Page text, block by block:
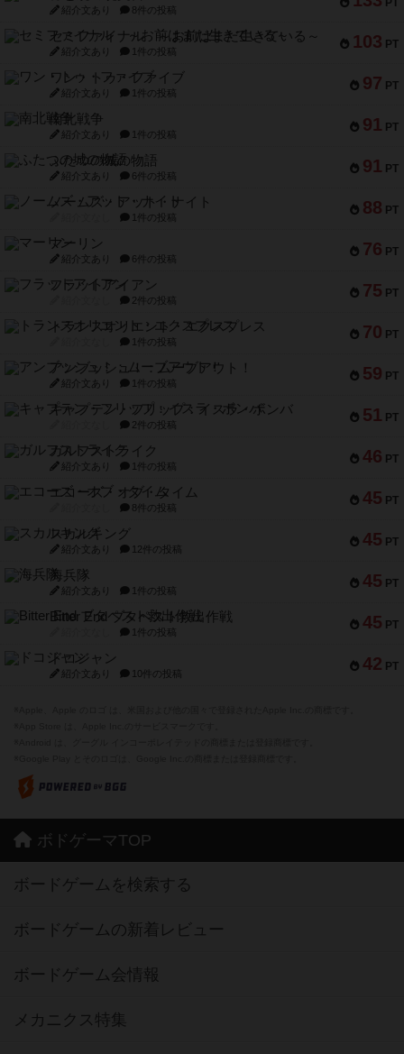
PT
紹介文あり 8件の投稿
103 PT
セミファイナル ～お前はまだ生きている～
紹介文あり 1件の投稿
97 PT
ワン・トゥ・ファイブ
紹介文あり 1件の投稿
91 PT
南北戦争
紹介文あり 1件の投稿
91 PT
ふたつの城の物語
紹介文あり 6件の投稿
88 PT
ノームズ・アット・ナイト
1件の投稿
76 PT
マーリン
紹介文あり 6件の投稿
75 PT
フラットアイアン
2件の投稿
70 PT
トランスオリエント・エクスプレス
1件の投稿
59 PT
アンブッシュ！：ムーブアウト！
紹介文あり 1件の投稿
51 PT
キャプテン・フリップ：イスラ・ボンバ
2件の投稿
46 PT
ガルフストライク
紹介文あり 1件の投稿
45 PT
エコーズ・オブ・タイム
8件の投稿
45 PT
スカルキング
紹介文あり 12件の投稿
45 PT
海兵隊
紹介文あり 1件の投稿
45 PT
Bitter End ブタペスト救出作戦
1件の投稿
42 PT
ドコジャン
紹介文あり 10件の投稿
ボドゲーマTOP
ボードゲームを検索する
ボードゲームの新着レビュー
ボードゲーム会情報
メカニクス特集